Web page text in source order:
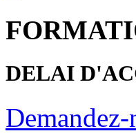
DELAI